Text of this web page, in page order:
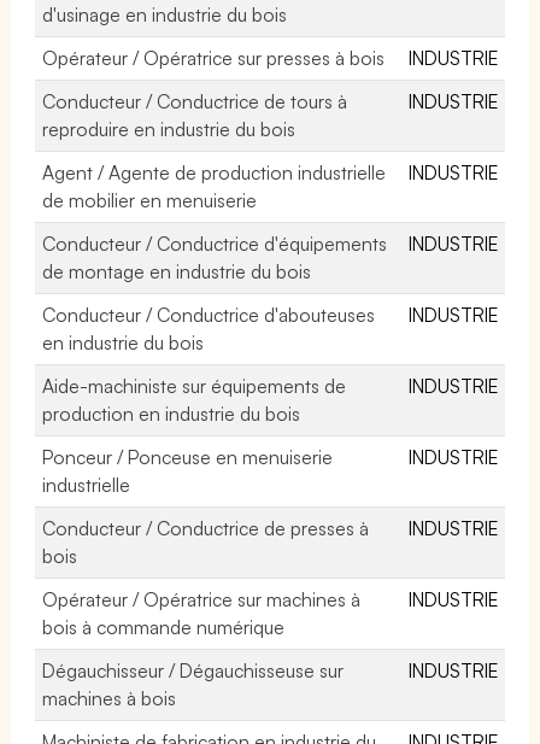
d'usinage en industrie du bois
Opérateur / Opératrice sur presses à bois
INDUSTRIE
Conducteur / Conductrice de tours à
reproduire en industrie du bois
INDUSTRIE
Agent / Agente de production industrielle
de mobilier en menuiserie
INDUSTRIE
Conducteur / Conductrice d'équipements
de montage en industrie du bois
INDUSTRIE
Conducteur / Conductrice d'abouteuses
en industrie du bois
INDUSTRIE
Aide-machiniste sur équipements de
production en industrie du bois
INDUSTRIE
Ponceur / Ponceuse en menuiserie
industrielle
INDUSTRIE
Conducteur / Conductrice de presses à
bois
INDUSTRIE
Opérateur / Opératrice sur machines à
bois à commande numérique
INDUSTRIE
Dégauchisseur / Dégauchisseuse sur
machines à bois
INDUSTRIE